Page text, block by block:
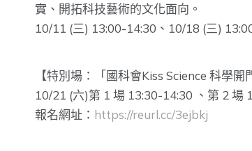
實、開拓科技藝術的文化面向。
10/11 (三) 13:00-14:30、10/18 (三)
【特別場：「國科會Kiss Science 科學
10/21 (六)第 1 場 13:30-14:30 、第 2 場
報名網址： https://reurl.cc/3ejbkj